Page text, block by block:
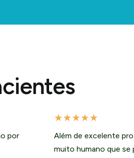
por
★★★★★
Além de excelente
muito humano que se